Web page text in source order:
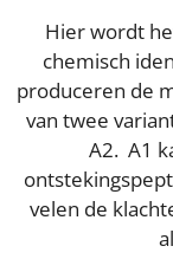
Hier wordt
chemisch
produceren de
van twee
A2. A1
velen de